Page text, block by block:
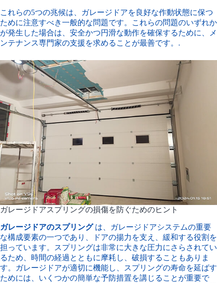
これらの5つの兆候は、ガレージドアを良好な作動状態に保つ
ために注意すべき一般的な問題です。これらの問題のいずれか
が発生した場合は、安全かつ円滑な動作を確保するために、メ
ンテナンス専門家の支援を求めることが最善です。.
ガレージドアスプリングの損傷を防ぐためのヒント
ガレージドアのスプリングは、ガレージドアシステムの重要
な構成要素の一つであり、ドアの揚力を支え、緩和する役割を
担っています。スプリングは非常に大きな圧力にさらされてい
るため、時間の経過とともに摩耗し、破損することもありま
す。ガレージドアが適切に機能し、スプリングの寿命を延ばす
ためには、いくつかの簡単な予防措置を講じることが重要で